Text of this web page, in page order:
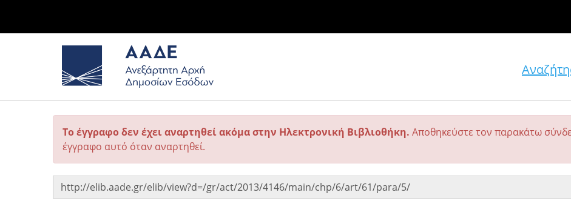
Το έγγραφο δεν έχει αναρτηθεί ακόμα στην Ηλεκτρονική Βιβλιοθήκη. Αποθηκεύστε τον παρακάτω
έγγραφο αυτό όταν αναρτηθεί.